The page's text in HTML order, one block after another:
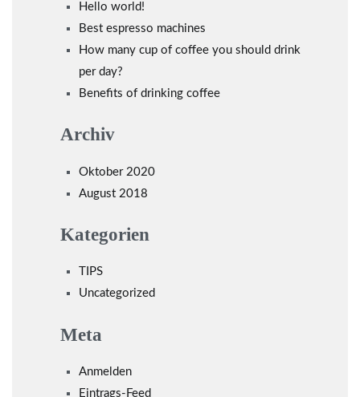
Hello world!
Best espresso machines
How many cup of coffee you should drink
per day?
Benefits of drinking coffee
Archiv
Oktober 2020
August 2018
Kategorien
TIPS
Uncategorized
Meta
Anmelden
Eintrags-Feed